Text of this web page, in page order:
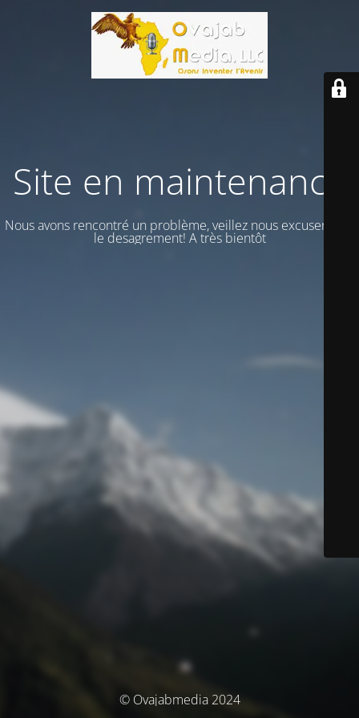
Site en maintenance
Nous avons rencontré un problème, veillez nous excuser vour
le desagrement! A très bientôt
© Ovajabmedia 2024